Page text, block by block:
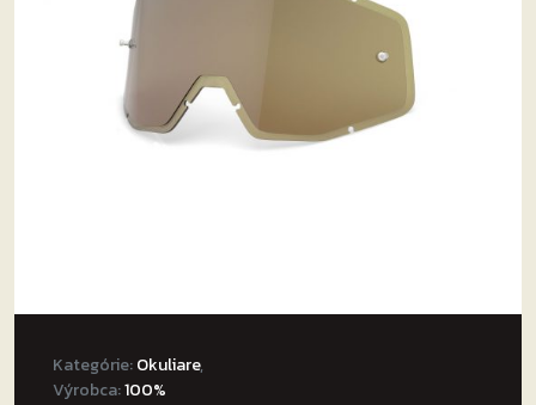
Kategórie:Okuliare,
Výrobca:100%